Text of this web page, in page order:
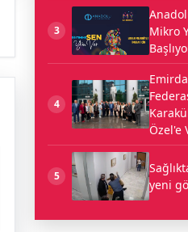
3
Mikro
4
Özel'e
5
yeni